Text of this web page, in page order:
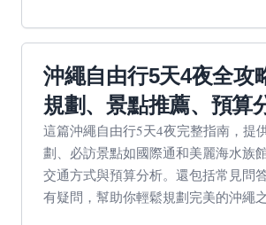
沖繩自由行5天4夜全攻
規劃、景點推薦、預算
這篇沖繩自由行5天4夜完整指南，提
劃、必訪景點如國際通和美麗海水族
交通方式與預算分析。還包括常見問
有疑問，幫助你輕鬆規劃完美的沖繩之